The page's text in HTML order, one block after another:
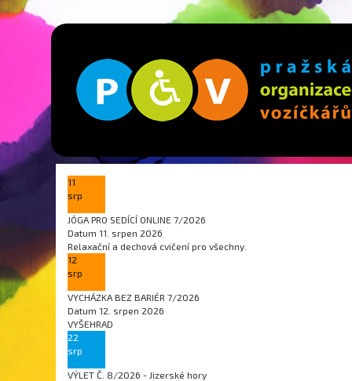
11
srp
JÓGA PRO SEDÍCÍ ONLINE 7/2026
Datum 11. srpen 2026
Relaxační a dechová cvičení pro všechny.
12
srp
VYCHÁZKA BEZ BARIÉR 7/2026
Datum 12. srpen 2026
VYŠEHRAD
22
srp
VÝLET Č. 8/2026 - Jizerské hory